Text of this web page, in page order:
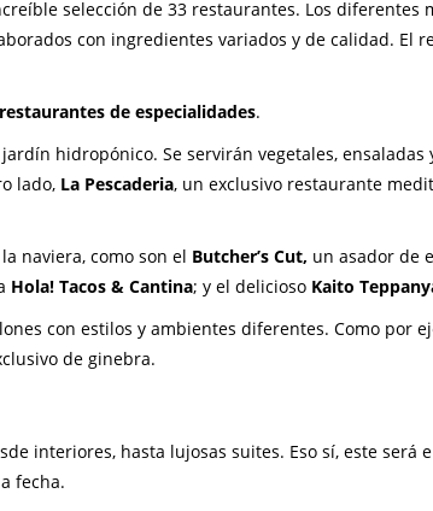
selección de 33 restaurantes. Los diferentes
con ingredientes variados y de calidad. El
restaurantes de especialidades.
hidropónico. Se servirán vegetales, ensaladas
lado, La Pescaderia, un exclusivo restaurante
naviera, como son el Butcher’s Cut, un asador de
Hola! Tacos & Cantina; y el delicioso Kaito
con estilos y ambientes diferentes. Como por
de ginebra.
interiores, hasta lujosas suites. Eso sí, este será
fecha.